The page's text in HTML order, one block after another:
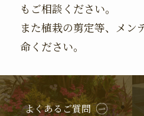
もご相談ください。
また植栽の剪定等、メン
命ください。
よくあるご質問